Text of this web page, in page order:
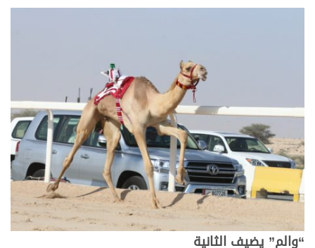
“والم” يضيف الثانية